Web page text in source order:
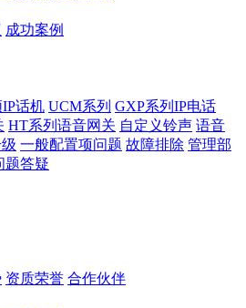
成功案例
话机 UCM系列 GXP系列IP电话
HT系列语音网关 自定义铃声 语音
一般配置项问题 故障排除 管理部
题答疑
资质荣誉 合作伙伴